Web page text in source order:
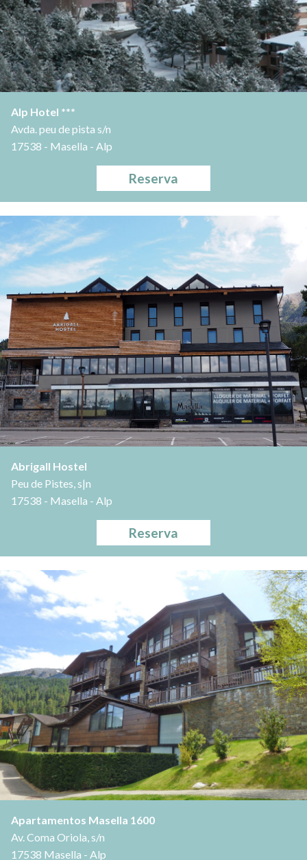
Alp Hotel ***
Avda. peu de pista s/n
17538 - Masella - Alp
Reserva
Abrigall Hostel
Peu de Pistes, s|n
17538 - Masella - Alp
Reserva
Apartamentos Masella 1600
Av. Coma Oriola, s/n
17538 Masella - Alp